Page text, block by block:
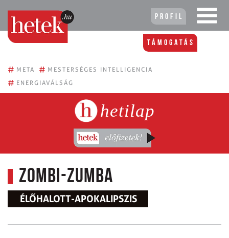
Profil
Támogatás
# META # MESTERSÉGES INTELLIGENCIA
# ENERGIAVÁLSÁG
hetilap
Zombi-zumba
ÉLŐHALOTT-APOKALIPSZIS